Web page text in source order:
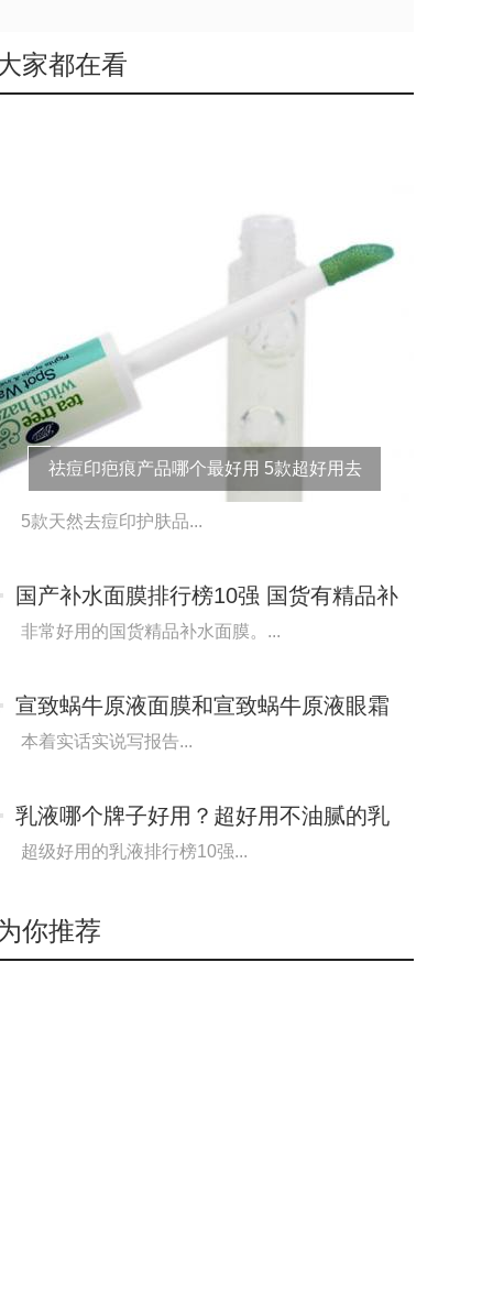
家都在看
祛痘印疤痕产品哪个最好用 5款超好用去
痘印疤痕天
5款天然去痘印护肤品...
国产补水面膜排行榜10强 国货有精品补
水又快又舒
非常好用的国货精品补水面膜。...
宣致蜗牛原液面膜和宣致蜗牛原液眼霜
使用报告 实
本着实话实说写报告...
乳液哪个牌子好用？超好用不油腻的乳
液排行榜10强
超级好用的乳液排行榜10强...
你推荐